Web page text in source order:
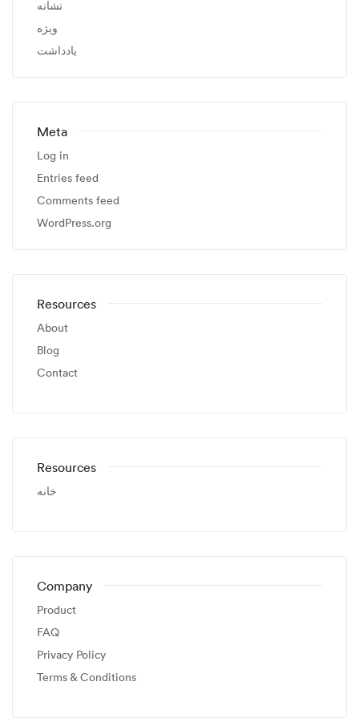
نشانه
ویژه
یادداشت
Meta
Log in
Entries feed
Comments feed
WordPress.org
Resources
About
Blog
Contact
Resources
خانه
Company
Product
FAQ
Privacy Policy
Terms & Conditions